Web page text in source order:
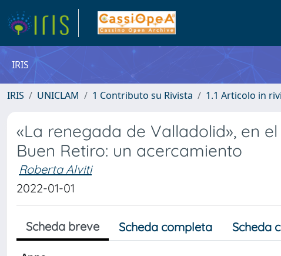
IRIS
IRIS UNICLAM 1 Contributo su Rivista 1.1 Articolo in
«La renegada de Valladolid», en
Buen Retiro: un acercamiento
Roberta Alviti
2022-01-01
Scheda breve Scheda completa Scheda